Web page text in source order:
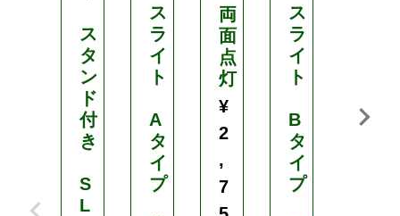
ス
タ
ン
ド
付
き
S
L
ス
ラ
イ
ト
A
タ
イ
プ
両
面
点
灯
¥
2
,
7
ス
ラ
イ
ト
B
タ
イ
プ
B